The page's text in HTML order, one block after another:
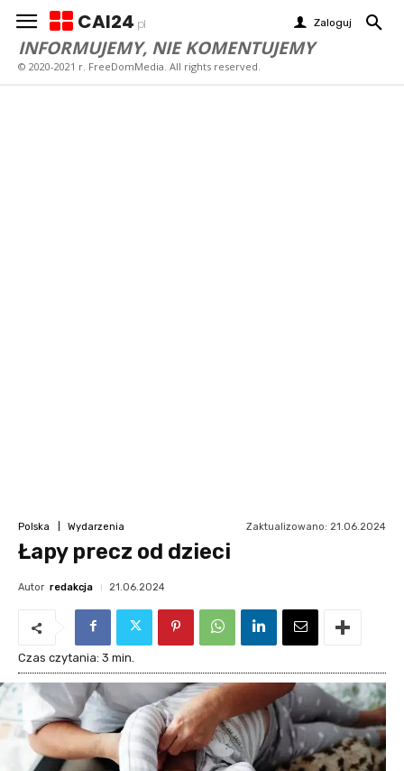
CAI24 pl Zaloguj
INFORMUJEMY, NIE KOMENTUJEMY
© 2020-2021 r. FreeDomMedia. All rights reserved.
Polska Wydarzenia Zaktualizowano: 21.06.2024
Łapy precz od dzieci
Autor redakcja 21.06.2024
Czas czytania: 3 min.